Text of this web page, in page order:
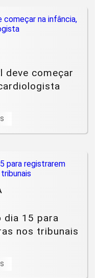
deve começar
dia 15 para
nos tribunais